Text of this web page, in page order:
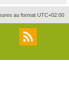
r
c
r
au format UTC+02:00